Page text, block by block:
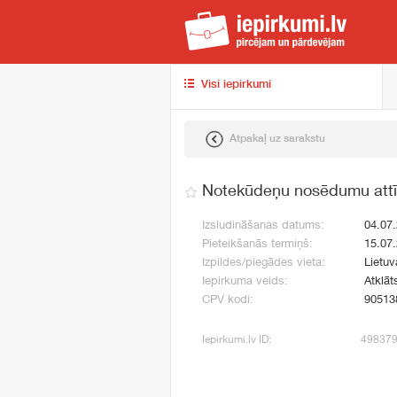
Visi iepirkumi
Atpakaļ uz sarakstu
Notekūdeņu nosēdumu
Izsludināšanas datums:
Pieteikšanās termiņš:
Izpildes/piegādes vieta:
Iepirkuma veids:
CPV kodi:
Iepirkumi.lv ID: